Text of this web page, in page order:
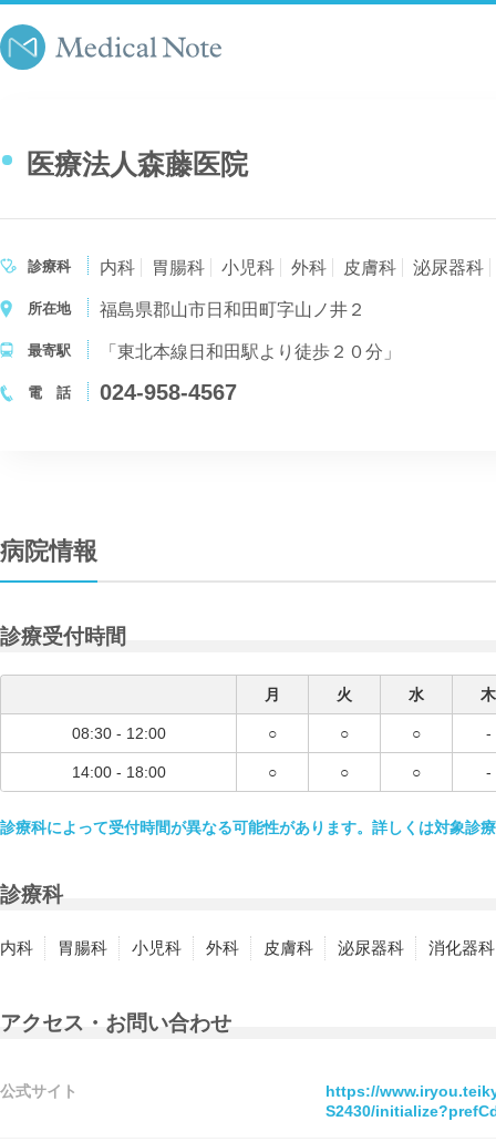
医療法人森藤医院
診療科 内科 胃腸科 小児科 外科 皮膚科 泌尿器科
所在地 福島県郡山市日和田町字山ノ井２
最寄駅 「東北本線日和田駅より徒歩２０分」
電 話 024-958-4567
病院情報
診療受付時間
月 火 水 木
08:30 - 12:00 ○ ○ ○ -
14:00 - 18:00 ○ ○ ○ -
診療科によって受付時間が異なる可能性があります。詳しくは対象診
診療科
内科 胃腸科 小児科 外科 皮膚科 泌尿器科 消化器科
アクセス・お問い合わせ
公式サイト
https://
S2430/